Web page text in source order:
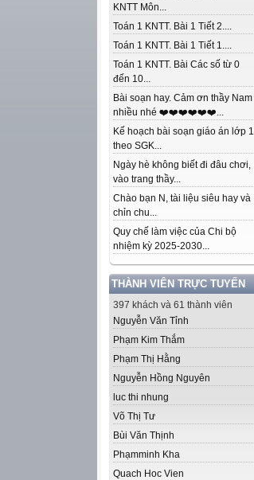
KNTT Môn...
Toán 1 KNTT. Bài 1 Tiết 2....
Toán 1 KNTT. Bài 1 Tiết 1....
Toán 1 KNTT. Bài Các số từ 0
đến 10...
Bài soạn hay. Cảm ơn thầy Nam
nhiều nhé ❤️❤️❤️❤️❤️❤️...
Kế hoạch bài soạn giáo án lớp 1
theo SGK...
Ngày hè không biết đi đâu chơi,
vào trang thầy...
Chào bạn N, tài liệu siêu hay và
chỉn chu...
Quy chế làm việc của Chi bộ
nhiệm kỳ 2025-2030...
THÀNH VIÊN TRỰC TUYẾN
397 khách và 61 thành viên
Nguyễn Văn Tỉnh
Phạm Kim Thắm
Phạm Thị Hằng
Nguyễn Hồng Nguyên
luc thi nhung
Võ Thị Tư
Bùi Văn Thịnh
Phạmminh Kha
Quach Hoc Vien